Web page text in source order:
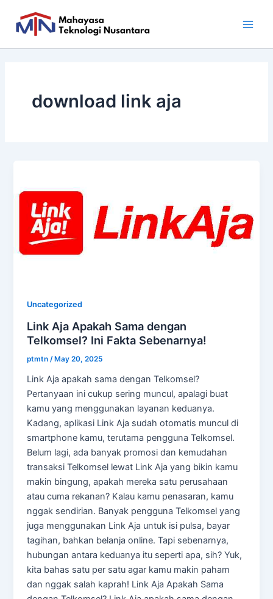
content
download link aja
Uncategorized
Link Aja Apakah Sama dengan
Telkomsel? Ini Fakta Sebenarnya!
ptmtn/ May 20, 2025
Link Aja apakah sama dengan Telkomsel?
Pertanyaan ini cukup sering muncul, apalagi buat
kamu yang menggunakan layanan keduanya.
Kadang, aplikasi Link Aja sudah otomatis muncul di
smartphone kamu, terutama pengguna Telkomsel.
Belum lagi, ada banyak promosi dan kemudahan
transaksi Telkomsel lewat Link Aja yang bikin kamu
makin bingung, apakah mereka satu perusahaan
atau cuma rekanan? Kalau kamu penasaran, kamu
nggak sendirian. Banyak pengguna Telkomsel yang
juga menggunakan Link Aja untuk isi pulsa, bayar
tagihan, bahkan belanja online. Tapi sebenarnya,
hubungan antara keduanya itu seperti apa, sih? Yuk,
kita bahas satu per satu agar kamu makin paham
dan nggak salah kaprah! Link Aja Apakah Sama